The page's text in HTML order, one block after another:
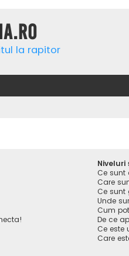
la rapitor
Ce sunt
Care
Ce sunt
Unde
Cum
De ce
Ce este
Care